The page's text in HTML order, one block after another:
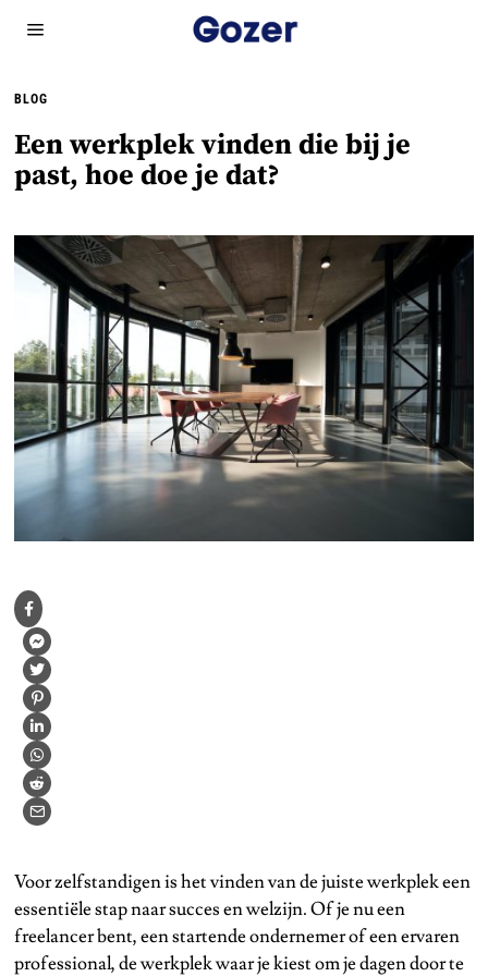
BLOG
Een werkplek vinden die bij je
past, hoe doe je dat?
Voor zelfstandigen is het vinden van de juiste werkplek een
essentiële stap naar succes en welzijn. Of je nu een
freelancer bent, een startende ondernemer of een ervaren
professional, de werkplek waar je kiest om je dagen door te